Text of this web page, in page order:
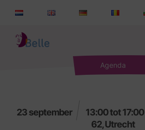
Agenda
23 september 13:00 tot 17:00
62, Utrecht